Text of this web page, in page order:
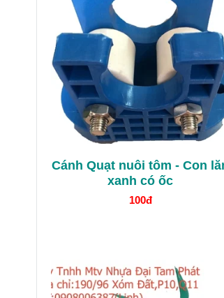
Cánh Quạt nuôi tôm - Con lăn
xanh có ốc
100đ